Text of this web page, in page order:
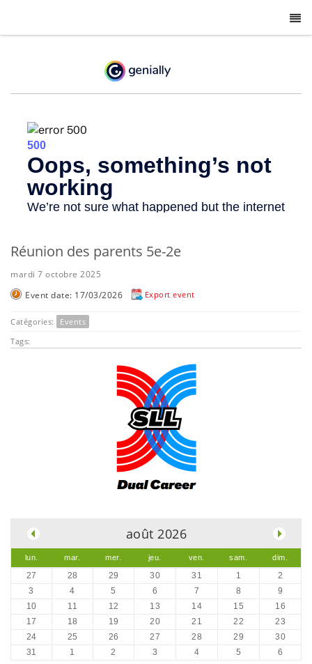
Réunion des parents 5e-2e
mardi 7 octobre 2025
Event date: 17/03/2026
Export event
Catégories:
Events
Tags:
août 2026
lun. mar. mer. jeu. ven. sam. dim.
27 28 29 30 31 1
2
3
4 5 6 7 8
9
10
11 12 13 14 15
16
17
18 19 20 21 22
23
24
25 26 27 28 29
30
31
1 2 3 4 5 6